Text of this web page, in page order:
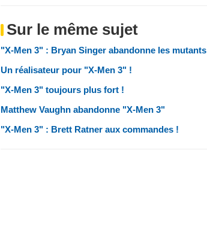
Sur le même sujet
"X-Men 3" : Bryan Singer abandonne les mutants
Un réalisateur pour "X-Men 3" !
"X-Men 3" toujours plus fort !
Matthew Vaughn abandonne "X-Men 3"
"X-Men 3" : Brett Ratner aux commandes !